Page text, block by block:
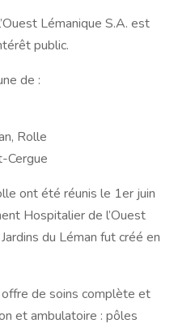
Lémanique S.A. est
public.
de :
Rolle
Cergue
ont été réunis le 1er juin
Hospitalier de l’Ouest
du Léman fut créé en
de soins complète et
et ambulatoire : pôles